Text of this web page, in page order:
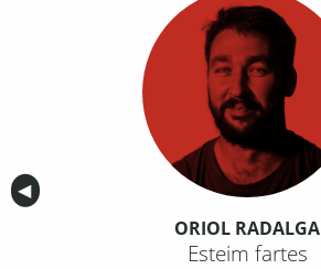
Anterior
◀︎
ORIOL RADALGA
Esteim fartes